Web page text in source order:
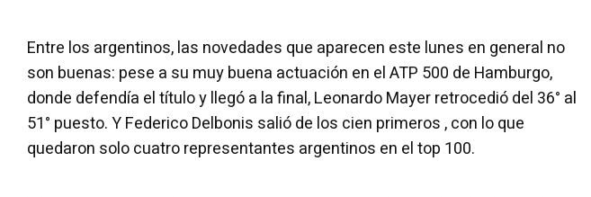
Entre los argentinos, las novedades que aparecen este lunes en general no
son buenas: pese a su muy buena actuación en el ATP 500 de Hamburgo,
donde defendía el título y llegó a la final, Leonardo Mayer retrocedió del 36° al
51° puesto. Y Federico Delbonis salió de los cien primeros , con lo que
quedaron solo cuatro representantes argentinos en el top 100.